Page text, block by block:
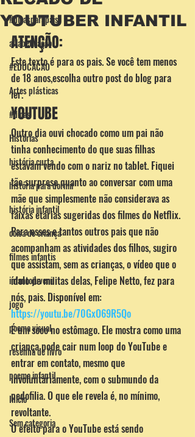
#dicasparapais
alfabetização
#EDUCACAO
Artes plásticas
#dicas
Histórias
história curta
história para dormir
história infantil
coisa de criança
filmes infantis
infantojuvenil
jogo
poema visual
resenha de livro
poema infantil
Inicio
Sem categoria
YOUTUBER INFANTIL
ATENÇÃO:
Este texto é para os pais. Se você tem menos
de 18 anos,escolha outro post do blog para
ler.
YOUTUBE
Outro dia ouvi chocado como um pai não
tinha conhecimento do que suas filhas
estavam vendo com o nariz no tablet. Fiquei
tão surpreso quanto ao conversar com uma
mãe que simplesmente não considerava as
faixas etárias sugeridas dos filmes do Netflix.
Para esses e tantos outros pais que não
acompanham as atividades dos filhos, sugiro
que assistam, sem as crianças, o vídeo que o
ídolo de muitas delas, Felipe Netto, fez para
nós, pais. Disponível em:
https://youtu.be/70GxO69R5Qo
É um soco no estômago. Ele mostra como uma
criança pode cair num loop do YouTube e
entrar em contato, mesmo que
involuntariamente, com o submundo da
pedofilia. O que ele revela é, no mínimo,
revoltante.
O efeito para o YouTube está sendo